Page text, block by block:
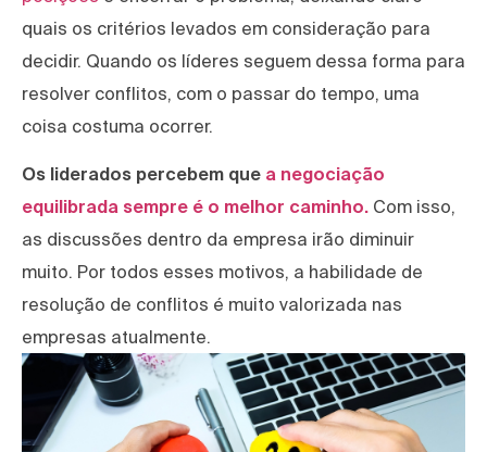
quais os critérios levados em consideração para
decidir. Quando os líderes seguem dessa forma para
resolver conflitos, com o passar do tempo, uma
coisa costuma ocorrer.
Os liderados percebem que a negociação
equilibrada sempre é o melhor caminho. Com isso,
as discussões dentro da empresa irão diminuir
muito. Por todos esses motivos, a habilidade de
resolução de conflitos é muito valorizada nas
empresas atualmente.